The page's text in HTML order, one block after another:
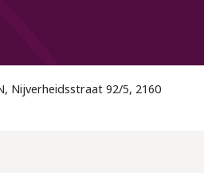
Nijverheidsstraat 92/5, 2160